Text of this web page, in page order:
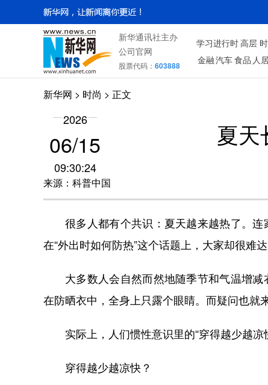
新华通讯社主办
公司官网
股票代码： 603888
学习进行时 高层
金融 汽车 食品 人
新华网 > 时尚 > 正文
2026
06/15
09:30:24
来源：科普中国
夏天
很多人都有个共识：夏天越来越热了。
在“外出时如何防热”这个话题上，大家却很难达
大多数人会自然而然地随季节和气温增
在防晒衣中，全身上只露个眼睛。而疑问也就
实际上，人们惯性意识里的“穿得越少越凉
穿得越少越凉快？